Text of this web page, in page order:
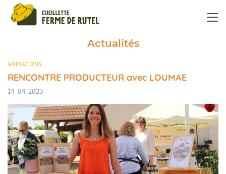
Actualités
ANIMATIONS
RENCONTRE PRODUCTEUR avec LOUMAE
14-04-2023
Panneau de gestion des cookies